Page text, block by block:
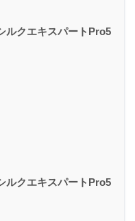
ルクエキスパートPro5
ルクエキスパートPro5